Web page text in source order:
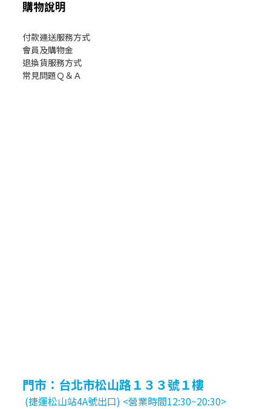
購物說明
付款運送服務方式
會員及購物金
退換貨服務方式
常見問題Ｑ＆Ａ
門市：台北市松山路１３３號１樓
(捷運松山站4A號出口) <營業時間12:30~20:30>